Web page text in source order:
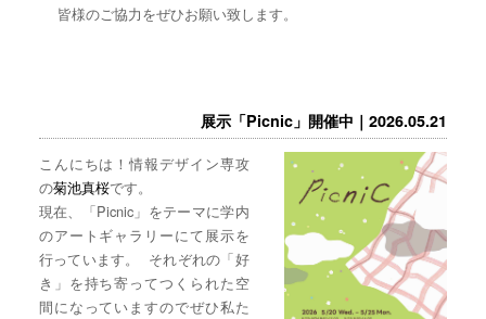
皆様のご協力をぜひお願い致します。
展示「Picnic」開催中｜2026.05.21
こんにちは！情報デザイン専攻
の菊池真桜です。
現在、「Picnic」をテーマに学内
のアートギャラリーにて展示を
行っています。 それぞれの「好
き」を持ち寄ってつくられた空
間になっていますのでぜひ私た